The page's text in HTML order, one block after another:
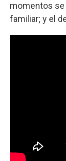
momentos se
familiar; y el